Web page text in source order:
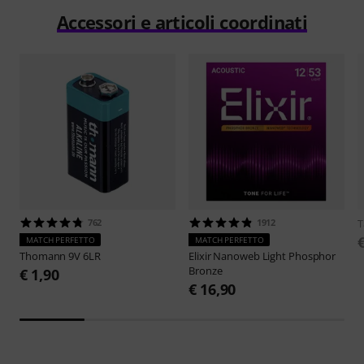
Accessori e articoli coordinati
762
MATCH PERFETTO
Thomann 9V 6LR
€ 1,90
1912
MATCH PERFETTO
ElixirNanoweb Light Phosphor
Bronze
€ 16,90